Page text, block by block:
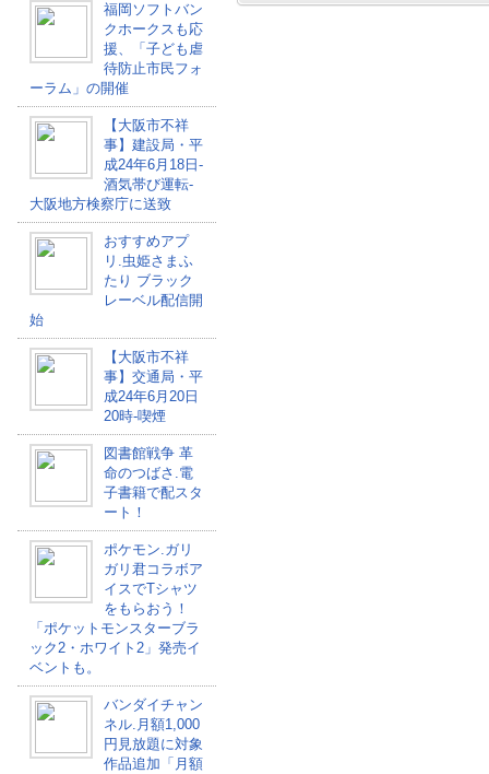
福岡ソフトバン
クホークスも応
援、「子ども虐
待防止市民フォ
ーラム」の開催
【大阪市不祥
事】建設局・平
成24年6月18日-
酒気帯び運転-
大阪地方検察庁に送致
おすすめアプ
リ.虫姫さまふ
たり ブラック
レーベル配信開
始
【大阪市不祥
事】交通局・平
成24年6月20日
20時-喫煙
図書館戦争 革
命のつばさ.電
子書籍で配スタ
ート！
ポケモン.ガリ
ガリ君コラボア
イスでTシャツ
をもらおう！
「ポケットモンスターブラ
ック2・ホワイト2」発売イ
ベントも。
バンダイチャン
ネル.月額1,000
円見放題に対象
作品追加「月額